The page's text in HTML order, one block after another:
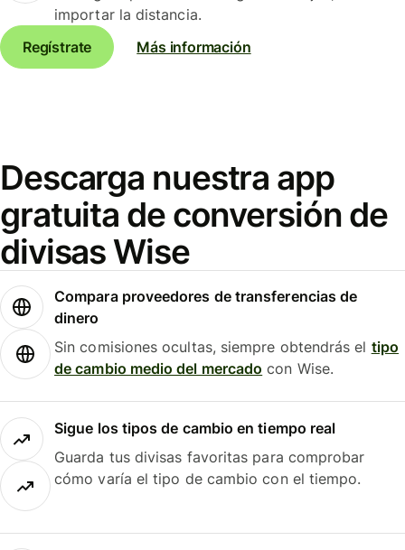
importar la distancia.
Regístrate
Más información
Descarga nuestra app
gratuita de conversión de
divisas Wise
Compara proveedores de transferencias de
dinero
Sin comisiones ocultas, siempre obtendrás el tipo
de cambio medio del mercado con Wise.
Sigue los tipos de cambio en tiempo real
Guarda tus divisas favoritas para comprobar
cómo varía el tipo de cambio con el tiempo.